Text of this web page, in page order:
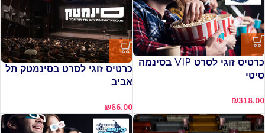
כרטיס זוגי לסרט VIP בסינמה
סיטי
₪318.00
כרטיס זוגי לסרט בסינמטק תל
אביב
₪86.00